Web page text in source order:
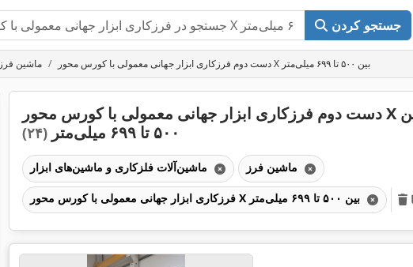
جستجو کردن
ماشین فرز دست دوم فرزکاری ابزار جهانی معمولی با کورس محور X بین ۵۰۰ تا ۶۹۹ میلی‌متر
دست دوم فرزکاری ابزار جهانی معمولی با کورس محور X بین
۵۰۰ تا ۶۹۹ میلی‌متر
(۲۴)
فرزکاری ابزار جهانی معمولی با کورس محور X بین ۵۰۰ تا ۶۹۹ میلی‌متر